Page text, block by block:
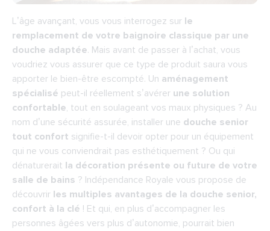
L’âge avançant, vous vous interrogez sur le
remplacement de votre baignoire classique par une
douche adaptée. Mais avant de passer à l’achat, vous
voudriez vous assurer que ce type de produit saura vous
apporter le bien-être escompté. Un aménagement
spécialisé peut-il réellement s’avérer une solution
confortable, tout en soulageant vos maux physiques ? Au
nom d’une sécurité assurée, installer une douche senior
tout confort signifie-t-il devoir opter pour un équipement
qui ne vous conviendrait pas esthétiquement ? Ou qui
dénaturerait la décoration présente ou future de votre
salle de bains ? Indépendance Royale vous propose de
découvrir les multiples avantages de la douche senior,
confort à la clé ! Et qui, en plus d’accompagner les
personnes âgées vers plus d’autonomie, pourrait bien